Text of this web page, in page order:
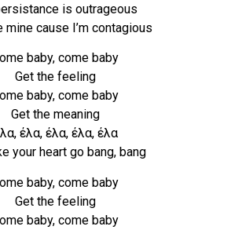
is outrageous
mine cause I’m contagious
baby, come baby
Get the feeling
baby, come baby
Get the meaning
έλα, έλα, έλα, έλα
your heart go bang, bang
baby, come baby
Get the feeling
baby, come baby